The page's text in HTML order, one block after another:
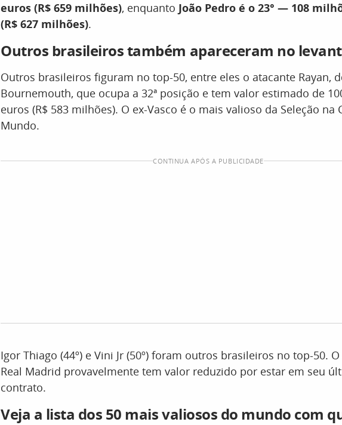
euros (R$ 659 milhões), enquanto João Pedro é o 23° — 108
(R$ 627 milhões).
Outros brasileiros também apareceram no
Outros brasileiros figuram no top-50, entre eles o atacante Rayan,
Bournemouth, que ocupa a 32ª posição e tem valor estimado de
euros (R$ 583 milhões). O ex-Vasco é o mais valioso da Seleção na
Mundo.
CONTINUA APÓS A PUBLICIDADE
Igor Thiago (44º) e Vini Jr (50º) foram outros brasileiros no top-50.
Real Madrid provavelmente tem valor reduzido por estar em seu
contrato.
Veja a lista dos 50 mais valiosos do mundo com